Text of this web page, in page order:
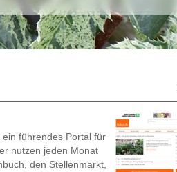
führendes Portal für
nutzen jeden Monat
den Stellenmarkt,